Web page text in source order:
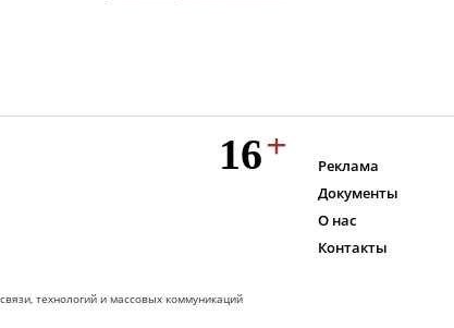
технологий и массовых коммуникаций
Реклама
Документы
О нас
Контакты